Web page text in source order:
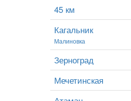
45 км
Кагальник
Малиновка
Зерноград
Мечетинская